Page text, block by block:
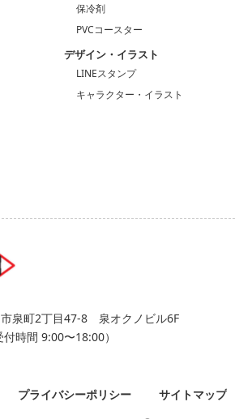
保冷剤
PVCコースター
デザイン・イラスト
LINEスタンプ
キャラクター・イラスト
泉町2丁目47-8 泉オクノビル6F
付時間 9:00〜18:00）
プライバシーポリシー サイトマップ